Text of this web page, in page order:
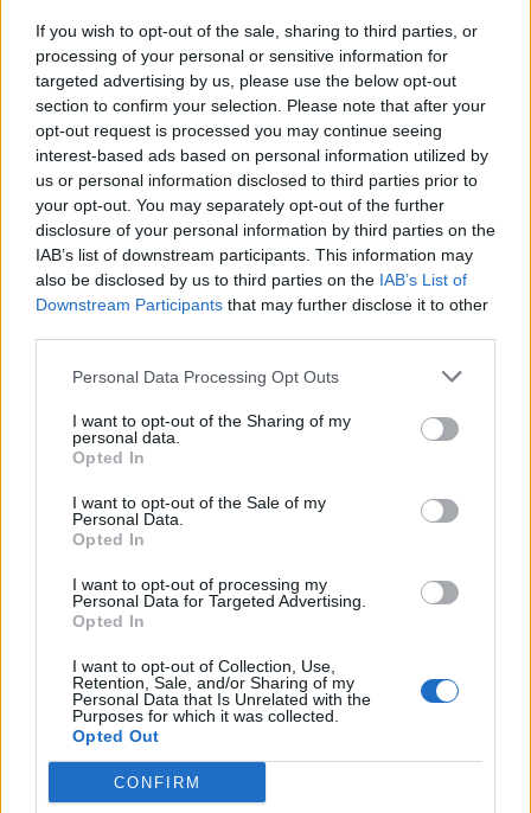
If you wish to opt-out of the sale, sharing to third parties, or
processing of your personal or sensitive information for
targeted advertising by us, please use the below opt-out
section to confirm your selection. Please note that after your
opt-out request is processed you may continue seeing
interest-based ads based on personal information utilized by
us or personal information disclosed to third parties prior to
your opt-out. You may separately opt-out of the further
disclosure of your personal information by third parties on the
IAB’s list of downstream participants. This information may
also be disclosed by us to third parties on the IAB’s List of
Downstream Participants that may further disclose it to other
Personal Data Processing Opt Outs
I want to opt-out of the Sharing of my
personal data.
Opted In
I want to opt-out of the Sale of my
Personal Data.
Opted In
I want to opt-out of processing my
Personal Data for Targeted Advertising.
Opted In
I want to opt-out of Collection, Use,
Retention, Sale, and/or Sharing of my
Personal Data that Is Unrelated with the
Purposes for which it was collected.
Opted Out
CONFIRM
anno. Fino alle elezioni che già tutti
preparano per il 2025. Christine Lagarde, da
anni alla guida della Bce a Francoforte,
sarebbe già stata chiamata da Parigi.
Macron prende tempo, la voce
clamorosa: "Allo stadio per